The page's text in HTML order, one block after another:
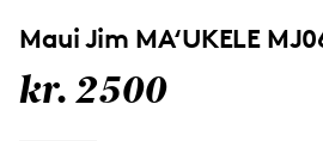
Maui Jim MA‘UKELE
kr. 2500